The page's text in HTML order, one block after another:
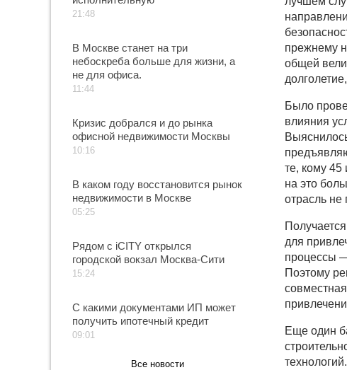
21:48
В Москве станет на три
небоскреба больше для жизни, а
не для офиса.
11:44
Кризис добрался и до рынка
офисной недвижимости Москвы
10:16
В каком году восстановится рынок
недвижимости в Москве
05:25
Рядом с iCITY открылся
городской вокзал Москва-Сити
15:24
С какими документами ИП может
получить ипотечный кредит
09:01
Все новости
прежнему
общей
Было
влияния
те, кому
на это
отрасль не
для
процессы
Поэтому
Еще один